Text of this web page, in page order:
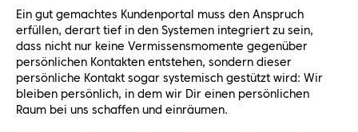
Ein gut gemachtes Kundenportal muss den Anspruch
erfüllen, derart tief in den Systemen integriert zu sein,
dass nicht nur keine Vermissensmomente gegenüber
persönlichen Kontakten entstehen, sondern dieser
persönliche Kontakt sogar systemisch gestützt wird: Wir
bleiben persönlich, in dem wir Dir einen persönlichen
Raum bei uns schaffen und einräumen.